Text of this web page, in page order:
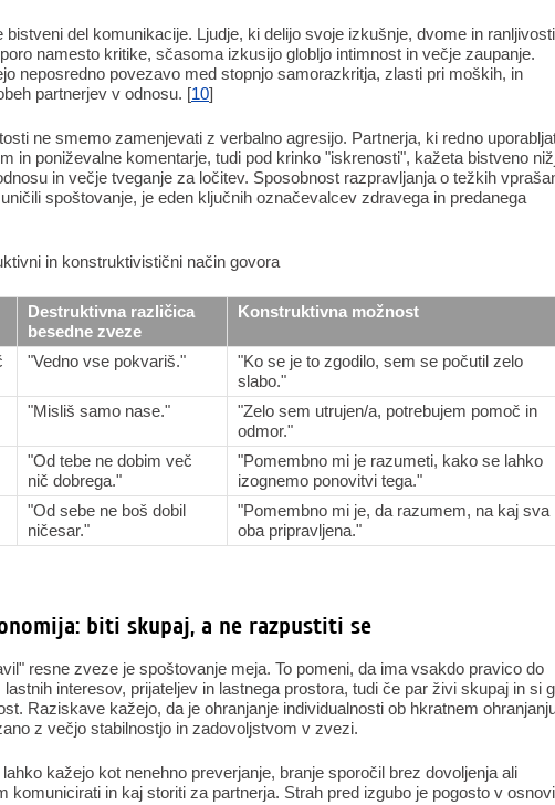
bistveni del komunikacije. Ljudje, ki delijo svoje izkušnje, dvome in
namesto kritike, sčasoma izkusijo globljo intimnost in večje zaupanje.
neposredno povezavo med stopnjo samorazkritja, zlasti pri moških, in
partnerjev v odnosu. [10]
ne smemo zamenjevati z verbalno agresijo. Partnerja, ki redno
in poniževalne komentarje, tudi pod krinko "iskrenosti", kažeta bistveno
in večje tveganje za ločitev. Sposobnost razpravljanja o težkih
spoštovanje, je eden ključnih označevalcev zdravega in predanega
in konstruktivistični način govora
Destruktivna različica
besedne zveze
Konstruktivna možnost
"Vedno vse pokvariš."
"Ko se je to zgodilo, sem se počutil zelo
slabo."
"Misliš samo nase."
"Zelo sem utrujen/a, potrebujem pomoč in
odmor."
"Od tebe ne dobim več
nič dobrega."
"Pomembno mi je razumeti, kako se lahko
izognemo ponovitvi tega."
"Od sebe ne boš dobil
ničesar."
"Pomembno mi je, da razumem, na kaj sva
oba pripravljena."
biti skupaj, a ne razpustiti se
resne zveze je spoštovanje meja. To pomeni, da ima vsakdo pravico do
interesov, prijateljev in lastnega prostora, tudi če par živi skupaj in si
Raziskave kažejo, da je ohranjanje individualnosti ob hkratnem
z večjo stabilnostjo in zadovoljstvom v zvezi.
kažejo kot nenehno preverjanje, branje sporočil brez dovoljenja ali
komunicirati in kaj storiti za partnerja. Strah pred izgubo je pogosto v osnovi